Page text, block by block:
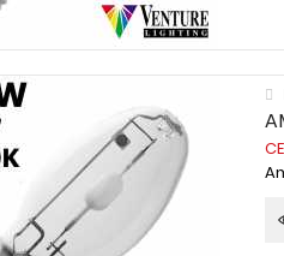
Assistance
téléphonique
04-90-22-57-28